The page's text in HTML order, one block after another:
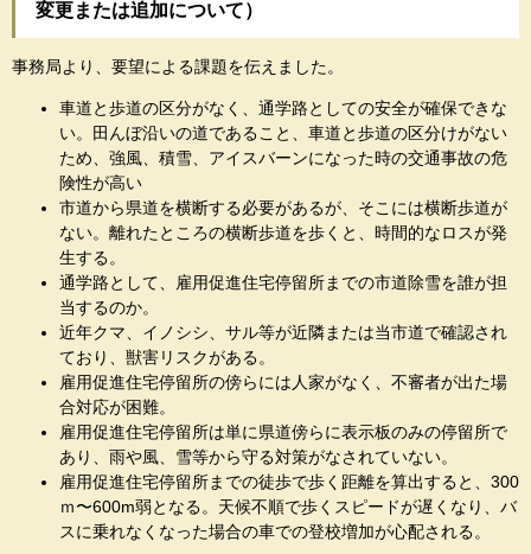
変更または追加について）
事務局より、要望による課題を伝えました。
車道と歩道の区分がなく、通学路としての安全が確保できな
い。田んぼ沿いの道であること、車道と歩道の区分けがない
ため、強風、積雪、アイスバーンになった時の交通事故の危
険性が高い
市道から県道を横断する必要があるが、そこには横断歩道が
ない。離れたところの横断歩道を歩くと、時間的なロスが発
生する。
通学路として、雇用促進住宅停留所までの市道除雪を誰が担
当するのか。
近年クマ、イノシシ、サル等が近隣または当市道で確認され
ており、獣害リスクがある。
雇用促進住宅停留所の傍らには人家がなく、不審者が出た場
合対応が困難。
雇用促進住宅停留所は単に県道傍らに表示板のみの停留所で
あり、雨や風、雪等から守る対策がなされていない。
雇用促進住宅停留所までの徒歩で歩く距離を算出すると、300
ｍ〜600m弱となる。天候不順で歩くスピードが遅くなり、バ
スに乗れなくなった場合の車での登校増加が心配される。